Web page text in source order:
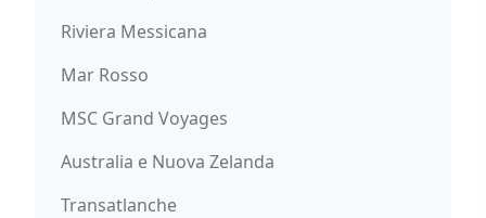
Riviera Messicana
Mar Rosso
MSC Grand Voyages
Australia e Nuova Zelanda
Transatlanche